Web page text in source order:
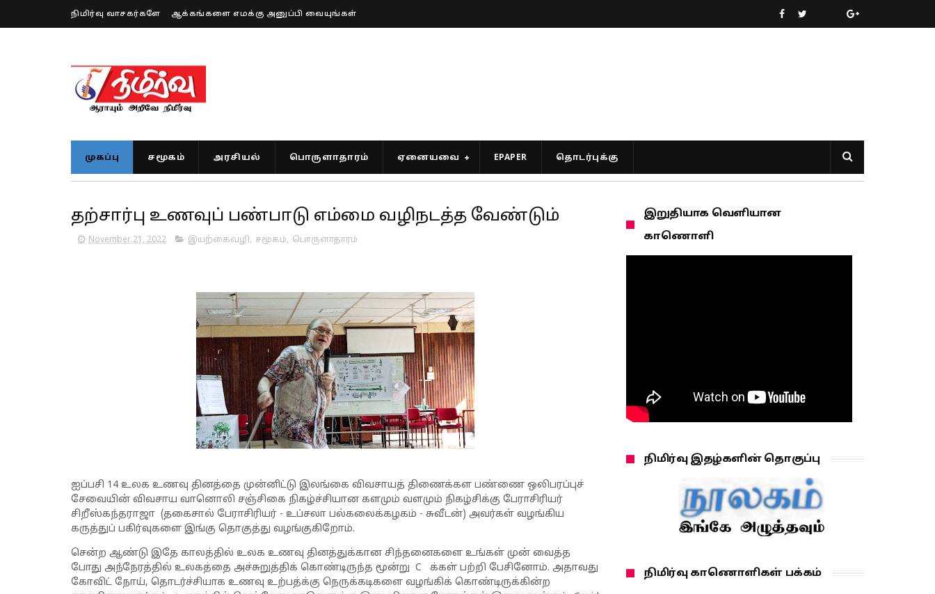
நிமிர்வு வாசகர்களே ஆக்கங்களை எமக்கு அனுப்பி வையுங்கள்
முகப்பு சமூகம் அரசியல் பொருளாதாரம் ஏனையவை EPAPER தொடர்புக்கு
தற்சார்பு உணவுப் பண்பாடு எம்மை வழிநடத்த வேண்டும்
November 21, 2022 இயற்கைவழி, சமூகம், பொருளாதாரம்
ஐப்பசி 14 உலக உணவு தினத்தை முன்னிட்டு இலங்கை விவசாயத் திணைக்கள பண்ணை ஒலிபரப்புச்
சேவையின் விவசாய வானொலி சஞ்சிகை நிகழ்ச்சியான களமும் வளமும் நிகழ்சிக்கு பேராசிரியர்
சிறீஸ்கந்தராஜா (தகைசால் பேராசிரியர் - உப்சலா பல்கலைக்கழகம் - சுவீடன்) அவர்கள் வழங்கிய
கருத்துப் பகிர்வுகளை இங்கு தொகுத்து வழங்குகிறோம்.
சென்ற ஆண்டு இதே காலத்தில் உலக உணவு தினத்துக்கான சிந்தனைகளை உங்கள் முன் வைத்த
போது அந்நேரத்தில் உலகத்தை அச்சுறுத்திக் கொண்டிருந்த மூன்று C க்கள் பற்றி பேசினோம். அதாவது
கோவிட் நோய், தொடர்ச்சியாக உணவு உற்பத்க்கு நெருக்கடிகளை வழங்கிக் கொண்டிருக்கின்ற
இறுதியாக வெளியான
காணொளி
நிமிர்வு இதழ்களின் தொகுப்பு
நிமிர்வு காணொளிகள் பக்கம்